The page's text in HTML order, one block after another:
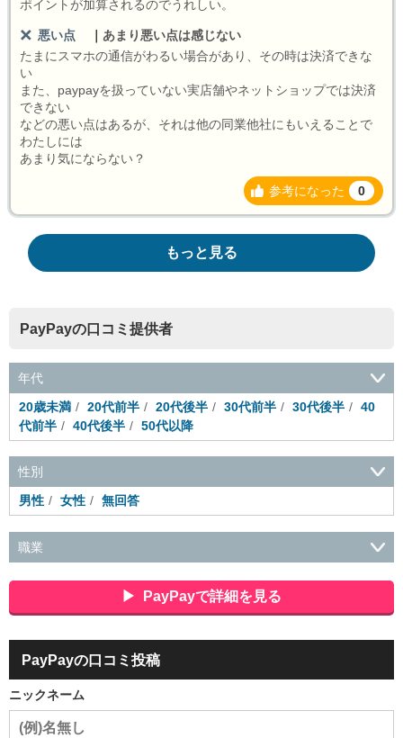
ポイントが加算されるのでうれしい。
悪い点
あまり悪い点は感じない
たまにスマホの通信がわるい場合があり、その時は決済できな
い
また、paypayを扱っていない実店舗やネットショップでは決済
できない
などの悪い点はあるが、それは他の同業他社にもいえることで
わたしには
あまり気にならない？
参考になった 0
もっと見る
PayPayの口コミ提供者
年代
20歳未満
20代前半 20代後半 30代前半 30代後半
40
代前半
40代後半 50代以降
性別
男性
女性 無回答
職業
広告・マスコミ
接客・小売・流通・外食・食
品
アミューズメント・エンターテイメント・ゲーム関連
美
ダル・葬祭
メディア職
音響
芸能・イベント・コンパニオン
ム開発・SE・インフラ）
導体・制御）
警備・交通・建築・土木技術職
医療・福祉・
介護
その他
PayPayで詳細を見る
PayPayの口コミ投稿
ニックネーム